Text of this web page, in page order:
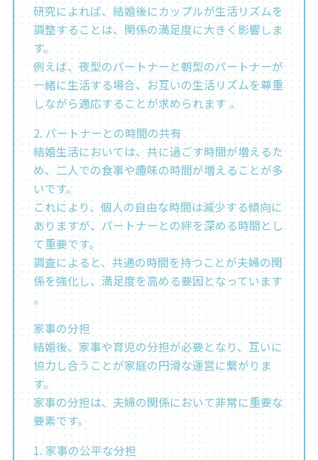
研究によれば、結婚後にカップルが生活リズムを
調整することは、関係の満足度に大きく影響しま
す。
例えば、夜型のパートナーと朝型のパートナーが
一緒に生活する場合、お互いの生活リズムを尊重
しながら適応することが求められます 。
2. パートナーとの時間の共有
結婚生活においては、共に過ごす時間が増えるた
め、二人での食事や趣味の時間が増えることが多
いです。
これにより、個人の自由な時間は減少する傾向に
ありますが、パートナーとの絆を深める時間とし
て重要です。
調査によると、共通の時間を持つことが夫婦の関
係を強化し、満足度を高める要因となっています
。
家事の分担
結婚後、家事や育児の分担が必要となり、互いに
協力し合うことが家庭の円滑な運営に繋がりま
す。
家事の分担は、夫婦の関係において非常に重要な
要素です。
1. 家事の公平な分担